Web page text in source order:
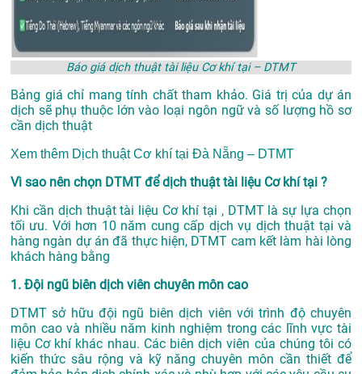
Báo giá dịch thuật tài liệu Cơ khí tại – DTMT
Bảng giá chỉ mang tính chất tham khảo. Giá trị của dự án
dịch sẽ phụ thuộc lớn vào loại ngôn ngữ và số lượng hồ sơ
cần dịch thuật
Xem thêm Dịch thuật Cơ khí tại Đà Nẵng – DTMT
Vì sao nên chọn DTMT để dịch thuật tài liệu Cơ khí tại ?
Khi cần dịch thuật tài liệu Cơ khí tại , DTMT là sự lựa chọn
tối ưu. Với hơn 10 năm cung cấp dịch vụ dịch thuật tạivà
hàng ngàn dự án đã thực hiện, DTMT cam kết làm hài lòng
khách hàng bằng
1. Đội ngũ biên dịch viên chuyên môn cao
DTMT sở hữu đội ngũ biên dịch viên với trình độ chuyên
môn cao và nhiều năm kinh nghiệm trong các lĩnh vực tài
liệu Cơ khí khác nhau. Các biên dịch viên của chúng tôi có
kiến thức sâu rộng và kỹ năng chuyên môn cần thiết để